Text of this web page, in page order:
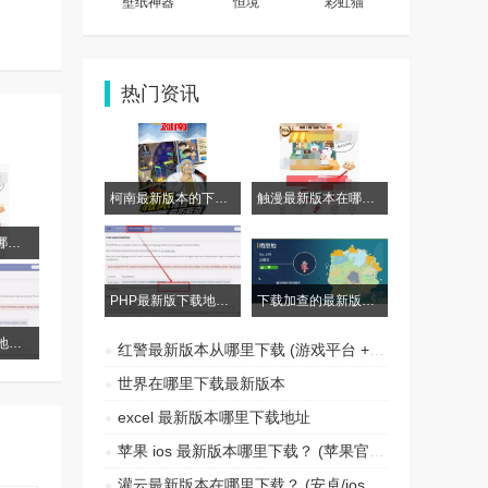
触漫最新版本在哪里获取， 下载安装指引
PHP最新版下载地址与获取方式，帮助您获取最新功能
热门资讯
柯南最新版本的下载地址与方法 触漫最新版本在哪里获取， 下载安装指引
PHP最新版下载地址与获取方式，帮助您获取最新功能 下载加查的最新版本获取途径
红警最新版本从哪里下载 (游戏平台 + 官方渠道 + 安全途径) 2024 最全攻略！
世界在哪里下载最新版本
excel 最新版本哪里下载地址
苹果 ios 最新版本哪里下载？ (苹果官方渠道 + 第三方应用市场 + 注意事项)